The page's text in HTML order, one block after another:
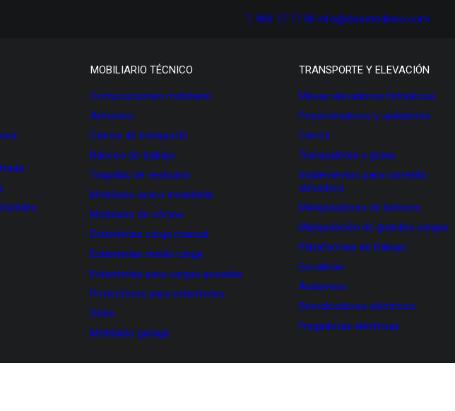
T. 900 17 17 00 info@dissetodiseo.com
MOBILIARIO TÉCNICO
Composiciones mobiliario
Armarios
Carros de transporte
Bancos de trabajo
Taquillas de vestuario
Mobiliario acero inoxidable
Mobiliario de oficina
Estanterías carga manual
Estanterías media carga
Estanterías para cargas pesadas
Protectores para estanterías
Sillas
Mobiliario garage
TRANSPORTE Y ELEVACIÓN
Mesas elevadoras hidráulicas
Posicionadores y apiladores
Carros
Transpaletas y grúas
Implementos para carretilla
elevadora
Manipuladores de bidones
Manipulación de grandes cargas
Plataformas de trabajo
Escaleras
Andamios
Remolcadores eléctricos
Fregadoras eléctricas